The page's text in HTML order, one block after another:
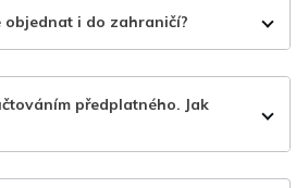
objednat i do zahraničí?
předplatného. Jak